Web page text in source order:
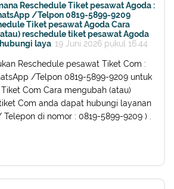
Reschedule Tiket pesawat Agoda :
/Telpon 0819-5899-9209
Tiket pesawat Agoda Cara
reschedule tiket pesawat Agoda
laya 19 Juni 2026 pukul 16.44
Reschedule pesawat Tiket Com :
/Telpon 0819-5899-9209 untuk
Com Cara mengubah (atau)
Com anda dapat hubungi layanan
di nomor : 0819-5899-9209 ) .